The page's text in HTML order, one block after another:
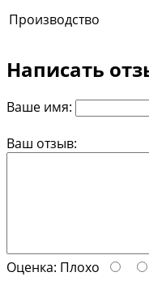
Производство
Написать
Ваше имя:
Ваш отзыв:
Оценка: Плохо